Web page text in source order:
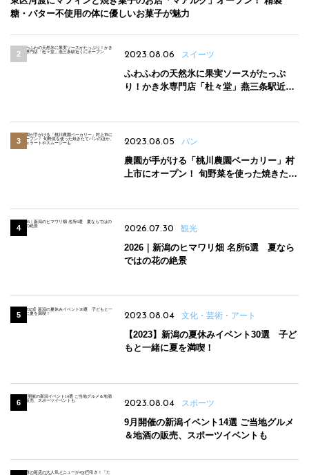
糖・バター不使用の体に優しいお菓子が魅力
2023.08.06 スイーツ
ふわふわの天然氷に果実ソースがたっぷ
り！かき氷専門店「杜々堂」燕三条駅近く
2023.08.05 パン
農園が手がける「桃川農園ベーカリー」村
上市にオープン！ 旬野菜を使った焼きたて
2026.07.30 観光
2026｜新潟のヒマワリ畑 名所6選 夏なら
ではの花の絶景
2023.08.04 文化・芸術・アート
【2023】新潟の夏休みイベント30選 子ど
もと一緒に夏を満喫！
2023.08.04 スポーツ
9月開催の新潟イベント14選 ご当地グルメ
＆地酒の販売、スポーツイベントも